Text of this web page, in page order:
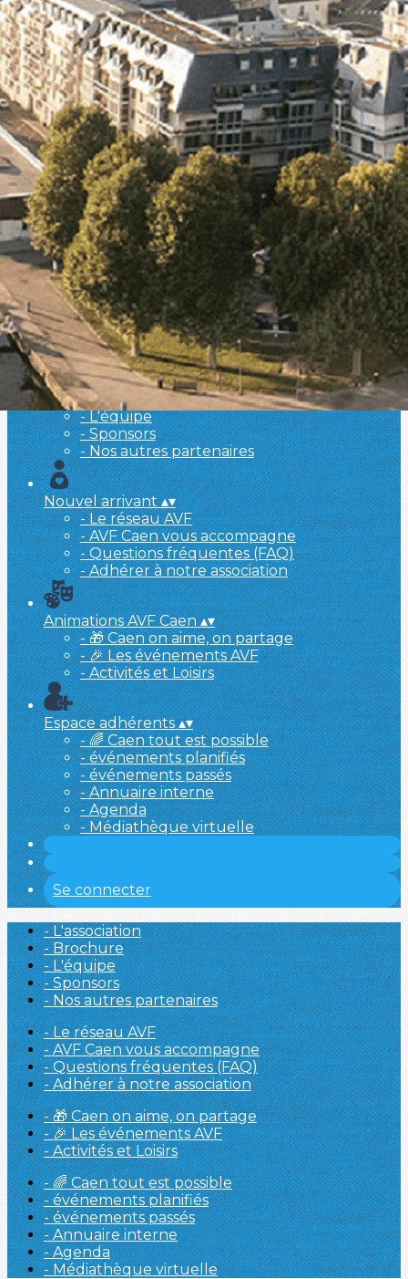
Exporter les lignes sélectionnées
Exporter toutes les colonnes
Exporter uniquement les colonnes affichées
Menu
<
>
- 🎁 Caen on aime, on partage
- 🎉 Les événements AVF
- Activités et Loisirs
Ajoutez un logo, un bouton, des réseaux sociaux
Cliquez pour éditer
L'association▴▾
- L'association
- Brochure
- L'équipe
- Sponsors
- Nos autres partenaires
Nouvel arrivant▴▾
- Le réseau AVF
- AVF Caen vous accompagne
- Questions fréquentes (FAQ)
- Adhérer à notre association
Animations AVF Caen▴▾
- 🎁 Caen on aime, on partage
- 🎉 Les événements AVF
- Activités et Loisirs
Espace adhérents▴▾
- 🌈 Caen tout est possible
- événements planifiés
- événements passés
- Annuaire interne
- Agenda
- Médiathèque virtuelle
Se connecter
- L'association
- Brochure
- L'équipe
- Sponsors
- Nos autres partenaires
- Le réseau AVF
- AVF Caen vous accompagne
- Questions fréquentes (FAQ)
- Adhérer à notre association
- 🎁 Caen on aime, on partage
- 🎉 Les événements AVF
- Activités et Loisirs
- 🌈 Caen tout est possible
- événements planifiés
- événements passés
- Annuaire interne
- Agenda
- Médiathèque virtuelle